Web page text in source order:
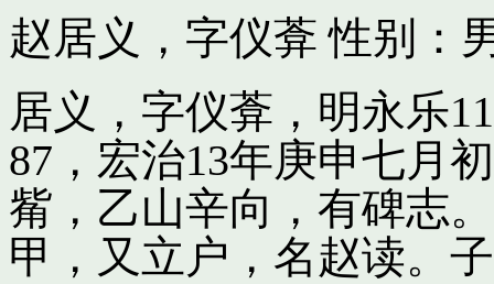
赵居义，字仪葊 性别：
居义，字仪葊，明永乐
87，宏治13年庚申七月
觜，乙山辛向，有碑志
甲，又立户，名赵读。